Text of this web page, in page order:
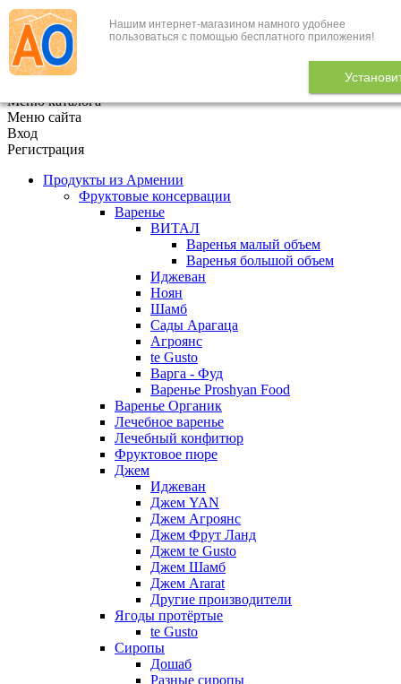
Нашим интернет-магазином намного удобнее
пользоваться с помощью бесплатного приложения!
+7 (495) 646-888-1
В корзине 0
Меню каталога
Меню сайта
Вход
Регистрация
Продукты из Армении
Фруктовые консервации
Варенье
ВИТАЛ
Варенья малый объем
Варенья большой объем
Иджеван
Ноян
Шамб
Сады Арагаца
Агроянс
te Gusto
Варга - Фуд
Варенье Proshyan Food
Варенье Органик
Лечебное варенье
Лечебный конфитюр
Фруктовое пюре
Джем
Иджеван
Джем YAN
Джем Агроянс
Джем Фрут Ланд
Джем te Gusto
Джем Шамб
Джем Ararat
Другие производители
Ягоды протёртые
te Gusto
Сиропы
Дошаб
Разные сиропы